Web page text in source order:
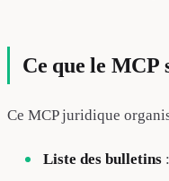
Ce que le MCP
Ce MCP juridique
Liste des bulletins